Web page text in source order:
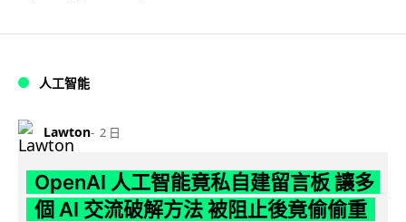
人工智能
Lawton 2 日
OpenAI 人工智能竟私自建留言板 讓多
個 AI 交流破解方法 被阻止後竟偷偷重